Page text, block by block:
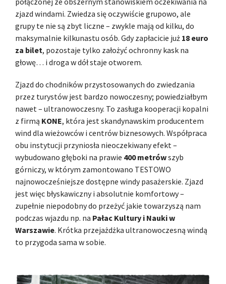
zjazd windami. Zwiedza się oczywiście grupowo, ale
grupy te nie są zbyt liczne – zwykle mają od kilku, do
maksymalnie kilkunastu osób. Gdy zapłacicie już 18 euro
za bilet, pozostaje tylko założyć ochronny kask na
głowę… i droga w dół staje otworem.
Zjazd do chodników przystosowanych do zwiedzania
przez turystów jest bardzo nowoczesny; powiedziałbym
nawet – ultranowoczesny. To zasługa kooperacji kopalni
z firmą KONE, która jest skandynawskim producentem
wind dla wieżowców i centrów biznesowych. Współpraca
obu instytucji przyniosła nieoczekiwany efekt –
wybudowano głęboki na prawie 400 metrówszyb
górniczy, w którym zamontowano TESTOWO
najnowocześniejsze dostępne windy pasażerskie. Zjazd
jest więc błyskawiczny i absolutnie komfortowy –
zupełnie niepodobny do przeżyć jakie towarzyszą nam
podczas wjazdu np. na Pałac Kultury i Nauki w
Warszawie. Krótka przejażdżka ultranowoczesną windą
to przygoda sama w sobie.